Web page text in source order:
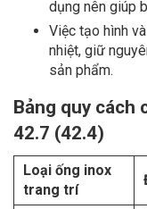
dụng nên giúp
Việc tạo hình
nhiệt, giữ
sản phẩm.
Bảng quy cách
42.7 (42.4)
Loại ống inox
trang trí